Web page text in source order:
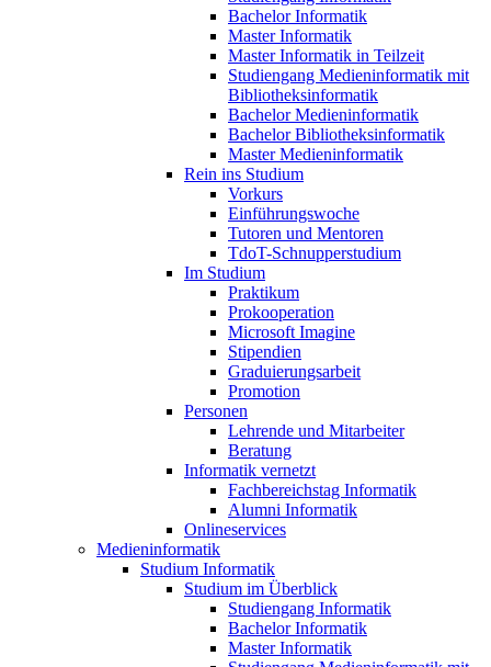
Bachelor Informatik
Master Informatik
Master Informatik in Teilzeit
Studiengang Medieninformatik mit
Bibliotheksinformatik
Bachelor Medieninformatik
Bachelor Bibliotheksinformatik
Master Medieninformatik
Rein ins Studium
Vorkurs
Einführungswoche
Tutoren und Mentoren
TdoT-Schnupperstudium
Im Studium
Praktikum
Prokooperation
Microsoft Imagine
Stipendien
Graduierungsarbeit
Promotion
Personen
Lehrende und Mitarbeiter
Beratung
Informatik vernetzt
Fachbereichstag Informatik
Alumni Informatik
Onlineservices
Medieninformatik
Studium Informatik
Studium im Überblick
Studiengang Informatik
Bachelor Informatik
Master Informatik